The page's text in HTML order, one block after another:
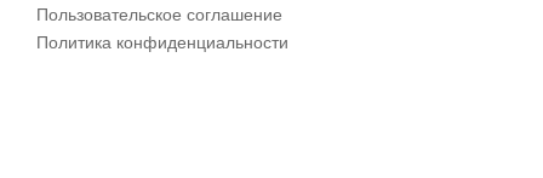
Пользовательское соглашение
Политика конфиденциальности